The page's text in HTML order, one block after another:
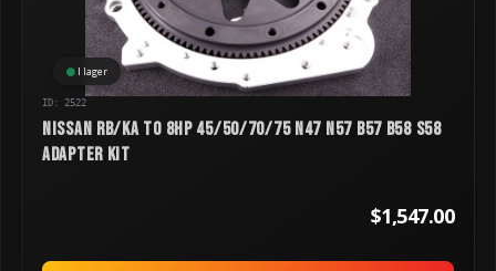
I lager
ID: 2522
Nissan RB/KA to 8HP 45/50/70/75 N47 N57 B57 B58 S58
Adapter Kit
$1,547.00